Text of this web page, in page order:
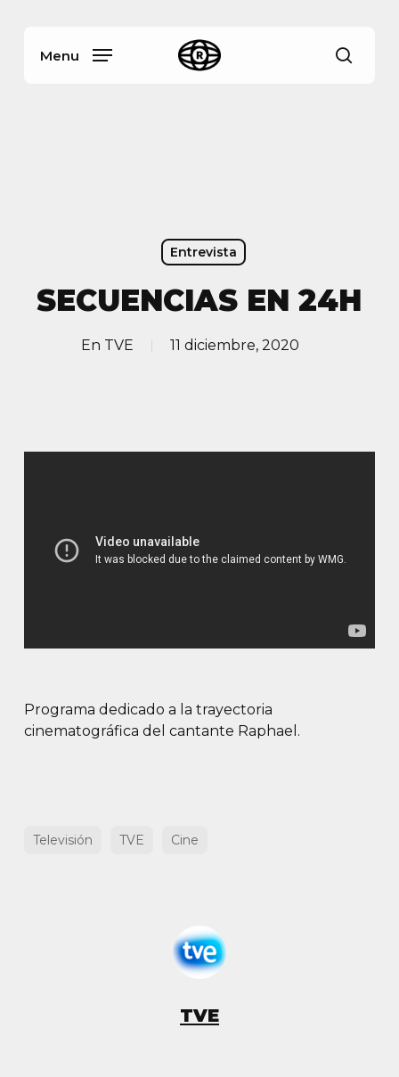
Menu
Entrevista
SECUENCIAS EN 24H
En TVE 11 diciembre, 2020
Programa dedicado a la trayectoria
cinematográfica del cantante Raphael.
Televisión TVE Cine
TVE